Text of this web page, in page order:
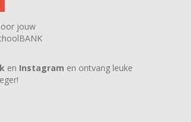
jouw
en Instagram en ontvang leuke